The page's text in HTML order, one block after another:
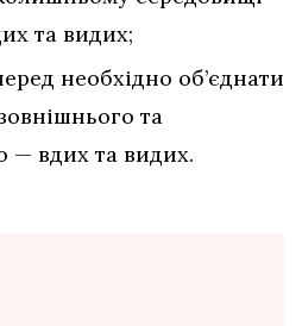
та видих;
необхідно об’єднати
та
— вдих та видих.